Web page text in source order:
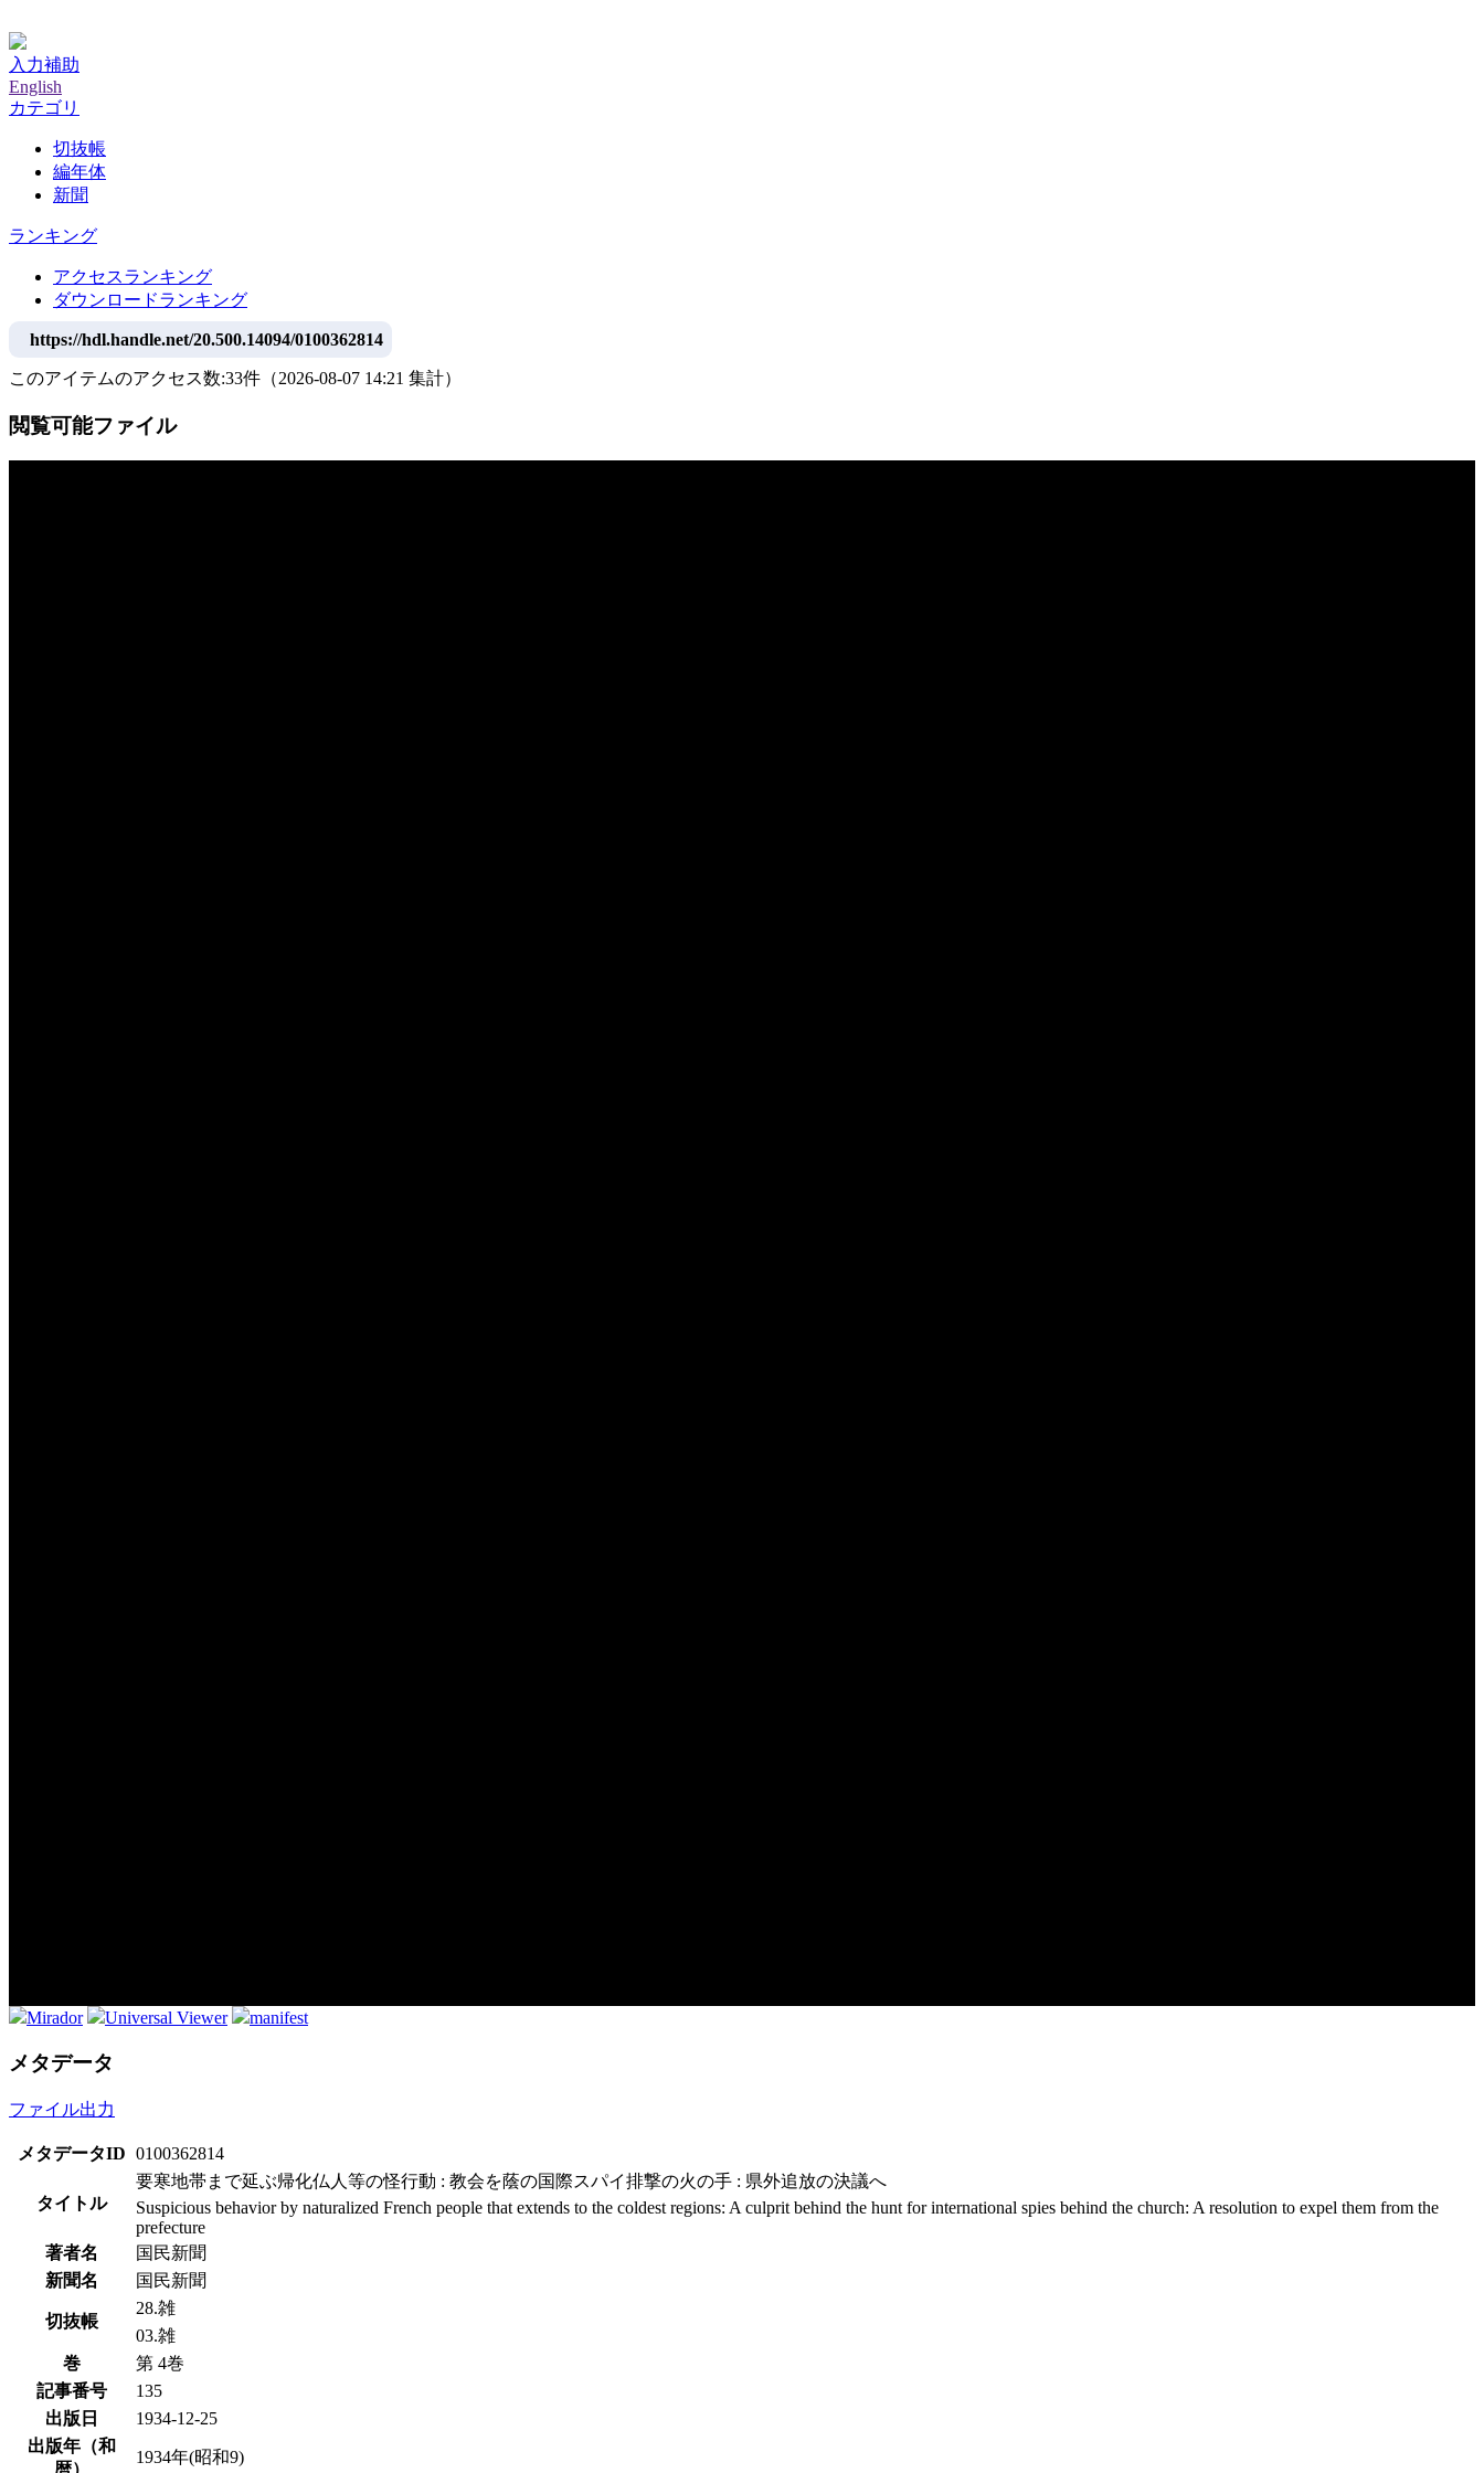
入力補助
English
カテゴリ
切抜帳
編年体
新聞
ランキング
アクセスランキング
ダウンロードランキング
https://hdl.handle.net/20.500.14094/0100362814
このアイテムのアクセス数:33件 （2026-08-07 14:21 集計）
閲覧可能ファイル
Mirador Universal Viewer manifest
メタデータ
ファイル出力
メタデータID 0100362814
タイトル
要寒地帯まで延ぶ帰化仏人等の怪行動 : 教会を蔭の国際スパイ排撃の火の手 : 県外追放の決議へ
Suspicious behavior by naturalized French people that extends to the coldest regions: A culprit behind the hunt for international spies behind the church: A resolution to expel them from the
prefecture
著者名
国民新聞
新聞名
国民新聞
切抜帳
28.雑
03.雑
巻
第 4巻
記事番号
135
出版日
1934-12-25
出版年（和
暦）
1934年(昭和9)